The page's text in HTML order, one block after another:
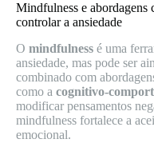
Mindfulness e abordagens
controlar a ansiedade
O mindfulness é uma
ansiedade, mas pode ser
combinado com
como a cognitivo-
modificar pensamentos
mindfulness fortalece a
emocional.